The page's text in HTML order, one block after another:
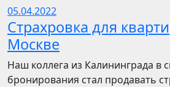
05.04.2022
Страхровка для
Москве
Наш коллега из Калининграда в
бронирования стал продавать